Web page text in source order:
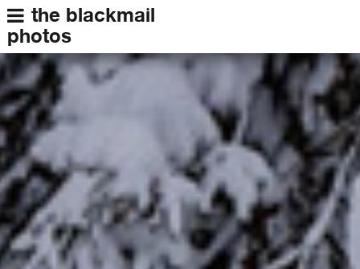
the blackmail
photos